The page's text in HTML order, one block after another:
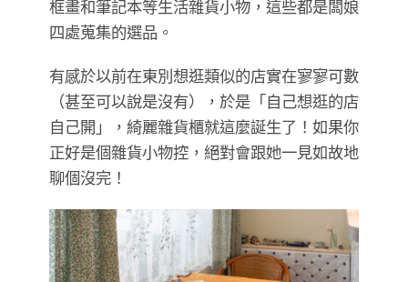
框畫和筆記本等生活雜貨小物，這些都是闆娘
四處蒐集的選品。
有感於以前在東別想逛類似的店實在寥寥可數
（甚至可以說是沒有），於是「自己想逛的店
自己開」，綺麗雜貨櫃就這麼誕生了！如果你
正好是個雜貨小物控，絕對會跟她一見如故地
聊個沒完！